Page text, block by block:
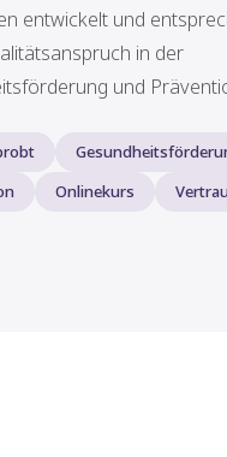
entwickelt und
in der
und
Onlinekurs